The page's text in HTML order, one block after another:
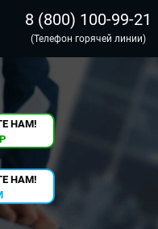
8 (800) 100-99-21
(Телефон горячей линии)
НАМ!
НАМ!